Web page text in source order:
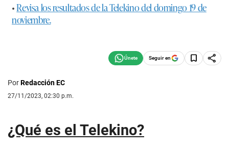
•Revisa los resultados de la Telekino del domingo 19 de
noviembre.
Seguir en
PorRedacción EC
27/11/2023, 02:30 p.m.
¿Qué es el Telekino?